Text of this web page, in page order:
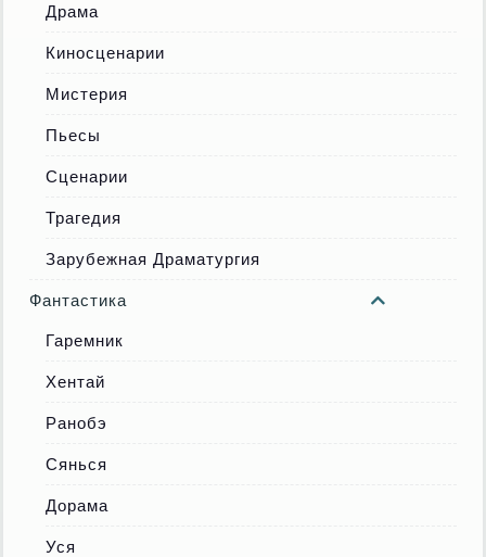
Драма
Киносценарии
Мистерия
Пьесы
Сценарии
Трагедия
Зарубежная Драматургия
Фантастика
Гаремник
Хентай
Ранобэ
Сянься
Дорама
Уся